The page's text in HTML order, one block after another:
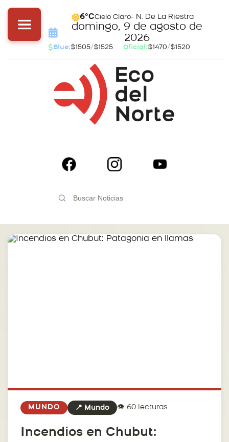
6°CCielo Claro- N. De La Riestra
domingo, 9 de agosto de
2026
Blue:$1505/$1525 Oficial:$1470/$1520
MUNDO 📍 Mundo 👁️ 60 lecturas
Incendios en Chubut: